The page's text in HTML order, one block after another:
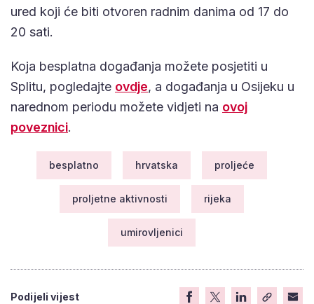
ured koji će biti otvoren radnim danima od 17 do
20 sati.
Koja besplatna događanja možete posjetiti u
Splitu, pogledajte ovdje, a događanja u Osijeku u
narednom periodu možete vidjeti na ovoj
poveznici.
besplatno hrvatska proljeće
proljetne aktivnosti rijeka
umirovljenici
Podijeli vijest